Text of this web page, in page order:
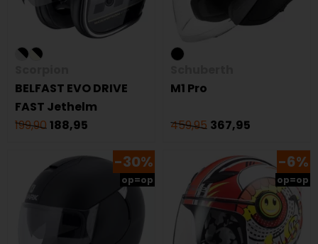
BELFAST EVO DRIVE
FAST Jethelm
199,90 188,95
M1 Pro
459,95 367,95
-30%
op=op
-6%
op=op